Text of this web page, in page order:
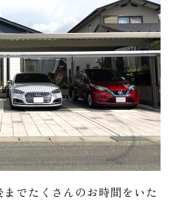
でたくさんのお時間をいた